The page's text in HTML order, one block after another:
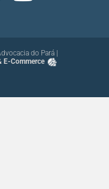
do Pará |
E-Commerce